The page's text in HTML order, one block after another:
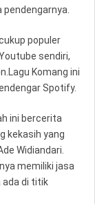
populer
sendiri,
Komang ini
Spotify.
ini bercerita
kekasih yang
Widiandari.
memiliki jasa
ada di titik